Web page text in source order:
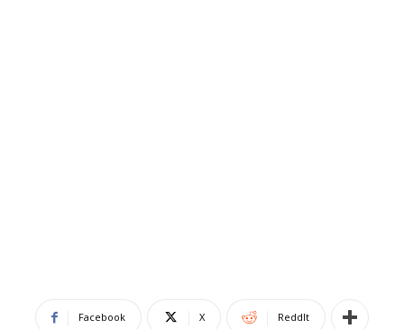
Facebook X ReddIt